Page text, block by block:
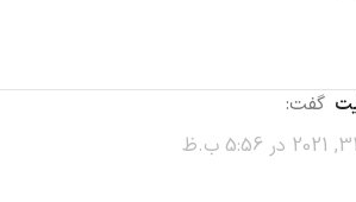
گفت:
من